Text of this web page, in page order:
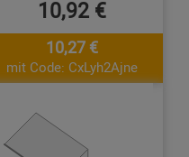
10,92 €
10,27 €
mit Code: CxLyh2Ajne